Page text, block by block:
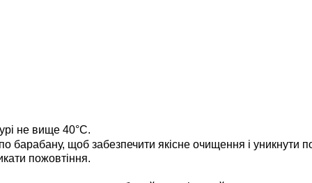
не вище 40°C.
барабану, щоб забезпечити якісне очищення і уникнути
пожовтіння.